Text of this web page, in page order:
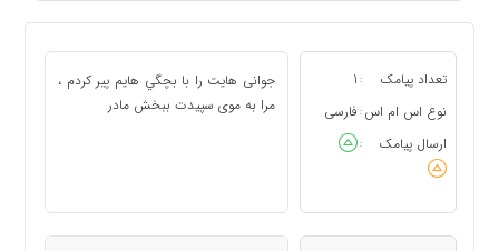
تعداد پیامک :
1
نوع اس ام اس : فارسی
ارسال پیامک
:
جوانی هایت را با بچگي هایم پیر کردم ،
مرا به موی سپیدت ببخش مادر